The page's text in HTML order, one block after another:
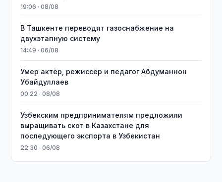
19:06 · 08/08
В Ташкенте переводят газоснабжение на
двухэтапную систему
14:49 · 06/08
Умер актёр, режиссёр и педагог Абдуманнон
Убайдуллаев
00:22 · 08/08
Узбекским предпринимателям предложили
выращивать скот в Казахстане для
последующего экспорта в Узбекистан
22:30 · 06/08